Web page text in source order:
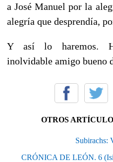
a José Manuel por la
alegría que desprendía,
Y así lo haremos.
inolvidable amigo bueno
OTROS
Subirachs:
CRÓNICA DE LEÓN. 6